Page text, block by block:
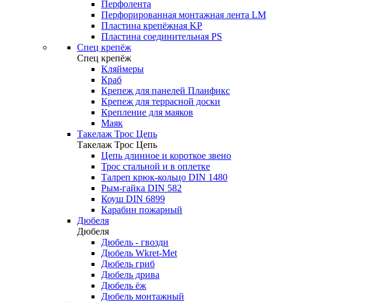
Перфолента
Перфорированная монтажная лента LM
Пластина крепёжная KP
Пластина соединительная PS
Спец крепёж
Спец крепёж
Кляймеры
Краб
Крепеж для панелей Планфикс
Крепеж для террасной доски
Крепление для маяков
Маяк
Такелаж Трос Цепь
Такелаж Трос Цепь
Цепь длинное и короткое звено
Трос стальной и в оплетке
Талреп крюк-кольцо DIN 1480
Рым-гайка DIN 582
Коуш DIN 6899
Карабин пожарный
Дюбеля
Дюбеля
Дюбель - гвозди
Дюбель Wkret-Met
Дюбель гриб
Дюбель дрива
Дюбель ёж
Дюбель монтажный